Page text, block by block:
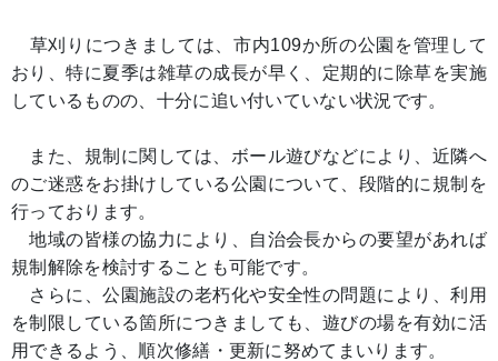
草刈りにつきましては、市内109か所の公園を管理して
おり、特に夏季は雑草の成長が早く、定期的に除草を実施
しているものの、十分に追い付いていない状況です。
また、規制に関しては、ボール遊びなどにより、近隣へ
のご迷惑をお掛けしている公園について、段階的に規制を
行っております。
地域の皆様の協力により、自治会長からの要望があれば
規制解除を検討することも可能です。
さらに、公園施設の老朽化や安全性の問題により、利用
を制限している箇所につきましても、遊びの場を有効に活
用できるよう、順次修繕・更新に努めてまいります。